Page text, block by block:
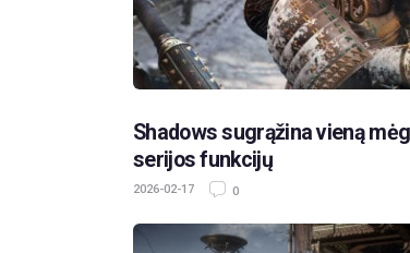
Shadows sugrąžina vieną
serijos funkcijų
2026-02-17 0